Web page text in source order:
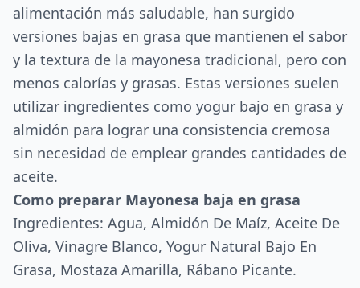
alimentación más saludable, han surgido
versiones bajas en grasa que mantienen el sabor
y la textura de la mayonesa tradicional, pero con
menos calorías y grasas. Estas versiones suelen
utilizar ingredientes como yogur bajo en grasa y
almidón para lograr una consistencia cremosa
sin necesidad de emplear grandes cantidades de
aceite.
Como preparar Mayonesa baja en grasa
Ingredientes: Agua, Almidón De Maíz, Aceite De
Oliva, Vinagre Blanco, Yogur Natural Bajo En
Grasa, Mostaza Amarilla, Rábano Picante.